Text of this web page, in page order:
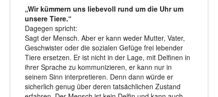
„Wir kümmern uns liebevoll rund um die Uhr um
unsere Tiere.“
Dagegen spricht:
Sagt der Mensch. Aber er kann weder Mutter, Vater,
Geschwister oder die sozialen Gefüge frei lebender
Tiere ersetzen. Er ist nicht in der Lage, mit Delfinen in
ihrer Sprache zu kommunizieren, er kann nur in
seinem Sinn interpretieren. Denn dann würde er
sicherlich genug über deren tatsächlichen Zustand